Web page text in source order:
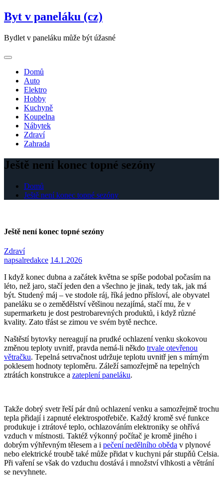
Skip
to
Byt v paneláku (cz)
Bydlet v paneláku může být úžasné
Domů
Auto
Elektro
Hobby
Kuchyně
Koupelna
Nábytek
Zdraví
Zahrada
Ještě není konec topné sezóny
Domů
Ještě není konec topné sezóny
Ještě není konec topné sezóny
Zdraví
napsalredakce 14.1.2026
I když konec dubna a začátek května se spíše podobal počasím na
léto, než jaro, stačí jeden den a všechno je jinak, tedy tak, jak má
být. Studený máj – ve stodole ráj, říká jedno přísloví, ale obyvatel
paneláku se o zemědělství většinou nezajímá, stačí mu, že v
supermarketu je dost pestrobarevných produktů, i když různé
kvality. Zato třást se zimou ve svém bytě nechce.
Naštěstí bytovky nereagují na prudké ochlazení venku skokovou
změnou teploty uvnitř, pravda nemá-li někdo trvale otevřenou
větračku. Tepelná setrvačnost udržuje teplotu uvnitř jen s mírným
poklesem hodnoty teploměru. Záleží samozřejmě na tepelných
ztrátách konstrukce a zateplení paneláku.
Takže dobrý svetr řeší pár dnů ochlazení venku a samozřejmě trochu
tepla přidají i zapnuté elektrospotřebiče. Každý kromě své funkce
produkuje i ztrátové teplo, ochlazováním elektroniky se ohřívá
vzduch v místnosti. Taktéž výkonný počítač je kromě jiného i
dobrým výhřevným tělesem a i pečení nedělního oběda v plynové
nebo elektrické troubě také může přidat v kuchyni pár stupňů Celsia.
Při vaření se však do vzduchu dostává i množství vlhkosti a větrání
se nevyhnete.